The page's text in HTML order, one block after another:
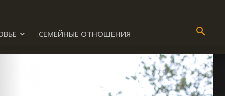
СЕМЕЙНЫЕ ОТНОШЕНИЯ